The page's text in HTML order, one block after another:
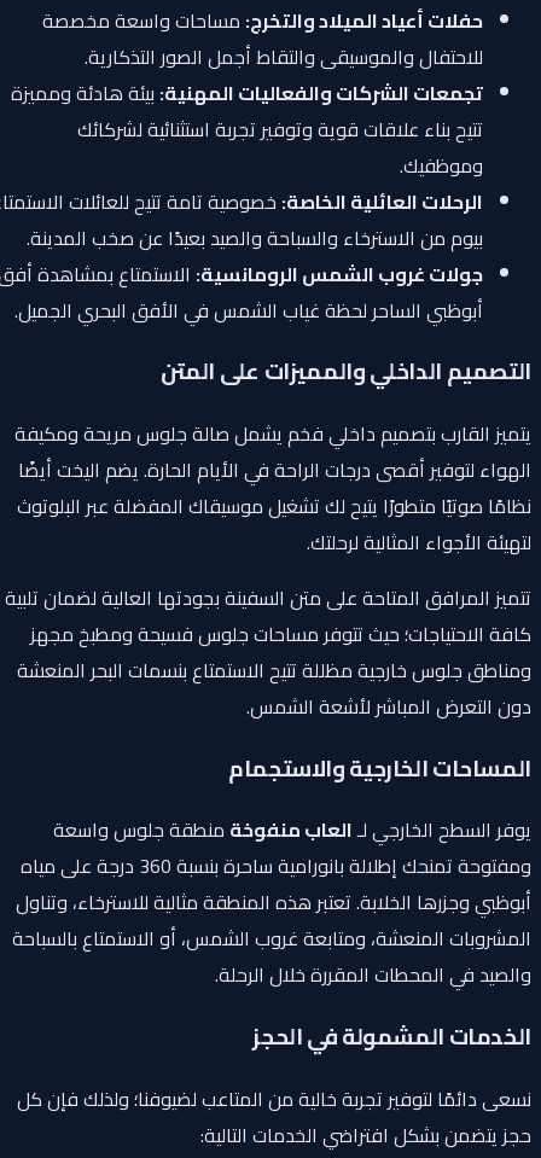
حفلات أعياد الميلاد والتخرج:مساحات واسعة مخصصة
للاحتفال والموسيقى والتقاط أجمل الصور التذكارية.
تجمعات الشركات والفعاليات المهنية:بيئة هادئة ومميزة
تتيح بناء علاقات قوية وتوفير تجربة استثنائية لشركائك
وموظفيك.
الرحلات العائلية الخاصة:خصوصية تامة تتيح للعائلات الاستمتاع
بيوم من الاسترخاء والسباحة والصيد بعيدًا عن صخب المدينة.
جولات غروب الشمس الرومانسية:الاستمتاع بمشاهدة أفق
أبوظبي الساحر لحظة غياب الشمس في الأفق البحري الجميل.
التصميم الداخلي والمميزات على المتن
يتميز القارب بتصميم داخلي فخم يشمل صالة جلوس مريحة ومكيفة
الهواء لتوفير أقصى درجات الراحة في الأيام الحارة. يضم اليخت أيضًا
نظامًا صوتيًا متطورًا يتيح لك تشغيل موسيقاك المفضلة عبر البلوتوث
لتهيئة الأجواء المثالية لرحلتك.
تتميز المرافق المتاحة على متن السفينة بجودتها العالية لضمان تلبية
كافة الاحتياجات؛ حيث تتوفر مساحات جلوس فسيحة ومطبخ مجهز
ومناطق جلوس خارجية مظللة تتيح الاستمتاع بنسمات البحر المنعشة
دون التعرض المباشر لأشعة الشمس.
المساحات الخارجية والاستجمام
يوفر السطح الخارجي لـالعاب منفوخةمنطقة جلوس واسعة
ومفتوحة تمنحك إطلالة بانورامية ساحرة بنسبة 360 درجة على مياه
أبوظبي وجزرها الخلابة. تعتبر هذه المنطقة مثالية للاسترخاء، وتناول
المشروبات المنعشة، ومتابعة غروب الشمس، أو الاستمتاع بالسباحة
والصيد في المحطات المقررة خلال الرحلة.
الخدمات المشمولة في الحجز
نسعى دائمًا لتوفير تجربة خالية من المتاعب لضيوفنا؛ ولذلك فإن كل
حجز يتضمن بشكل افتراضي الخدمات التالية: